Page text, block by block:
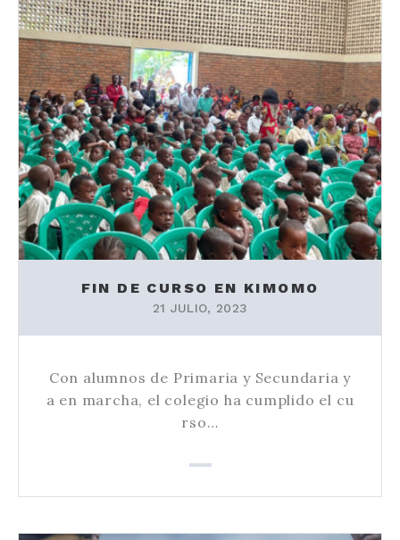
FIN DE CURSO EN KIMOMO
21 JULIO, 2023
Con alumnos de Primaria y Secundaria y
a en marcha, el colegio ha cumplido el cu
rso…